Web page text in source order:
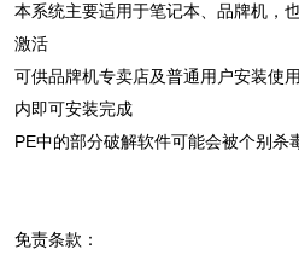
本系统主要适用于笔记本、品牌机，
激活
可供品牌机专卖店及普通用户安装使
内即可安装完成
PE中的部分破解软件可能会被个别杀
免责条款：